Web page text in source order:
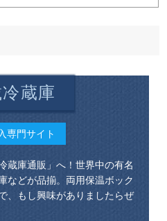
蔵庫
専門サイト
蔵庫通販」へ！世界中の有名
などが品揃。両用保温ボック
、もし興味がありましたらぜ